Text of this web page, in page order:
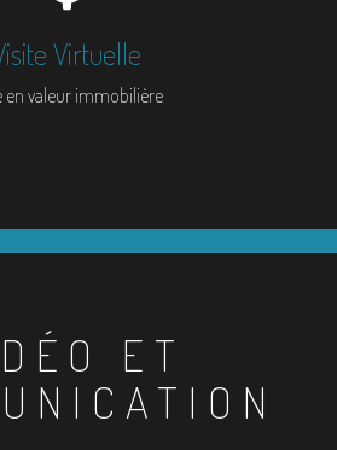
Virtuelle
en valeur immobilière
ET